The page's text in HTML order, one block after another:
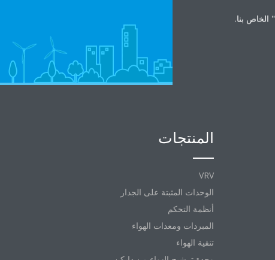
المنتجات
VRV
الوحدات المثبتة على الجدار
أنظمة التحكم
المبردات ومعدات الهواء
تنقية الهواء
" الخاص بنا.